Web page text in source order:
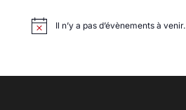
Il n’y a pas d’évènements à venir.